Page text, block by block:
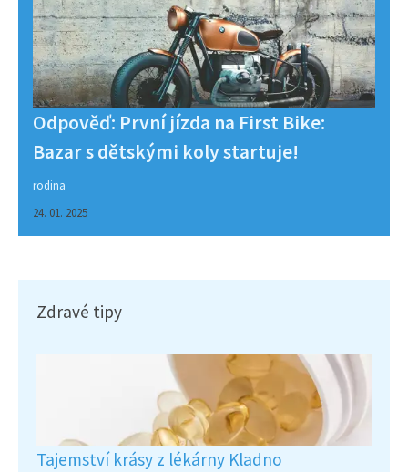
Odpověď: První jízda na First Bike:
Bazar s dětskými koly startuje!
rodina
24. 01. 2025
Zdravé tipy
Tajemství krásy z lékárny Kladno